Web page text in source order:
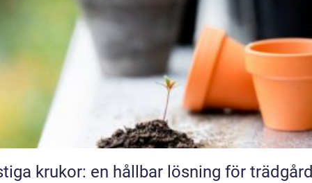
krukor: en hållbar lösning för